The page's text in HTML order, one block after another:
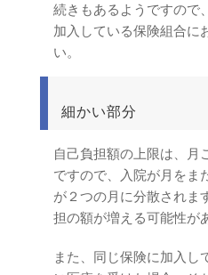
続きもあるようですので
加入している保険組合に
い。
細かい部分
自己負担額の上限は、月
ですので、入院が月をま
が２つの月に分散されま
担の額が増える可能性が
また、同じ保険に加入し